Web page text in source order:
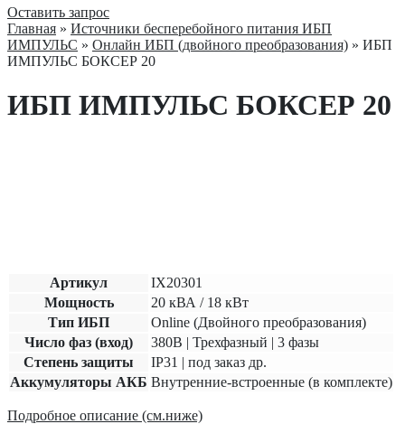
Оставить запрос
Главная » Источники бесперебойного питания ИБП
ИМПУЛЬС » Онлайн ИБП (двойного преобразования) » ИБП
ИМПУЛЬС БОКСЕР 20
ИБП ИМПУЛЬС БОКСЕР 20
Артикул
IX20301
Мощность
20 кВА / 18 кВт
Тип ИБП
Online (Двойного преобразования)
Число фаз (вход)
380В | Трехфазный | 3 фазы
Степень защиты
IP31 | под заказ др.
Аккумуляторы АКБ Внутренние-встроенные (в комплекте)
Подробное описание (см.ниже)